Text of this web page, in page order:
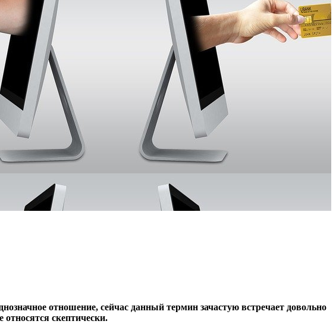
отношение, сейчас данный термин зачастую встречает довольно
скептически.